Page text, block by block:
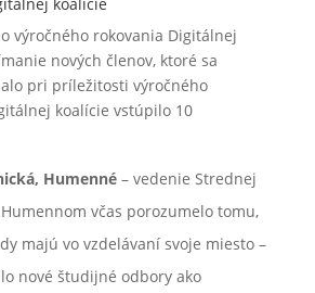
výročného rokovania Digitálnej
nových členov, ktoré sa
pri príležitosti výročného
koalície vstúpilo 10
Humenné– vedenie Strednej
včas porozumelo tomu,
majú vo vzdelávaní svoje miesto –
nové študijné odbory ako